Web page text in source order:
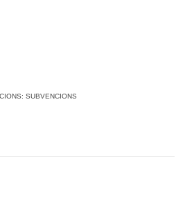
SUBVENCIONS